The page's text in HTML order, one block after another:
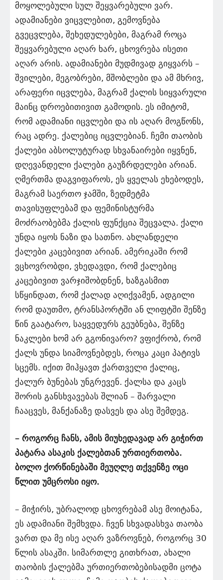
მოყოლებული სულ შეყვარებული ვარ.
ადამიანები ვიცვლებით, გემოვნება
გვეცვლება, შეხედულებები, მაგრამ როცა
შეყვარებული აღარ ხარ, ცხოვრება ისეთი
აღარ არის. ადამიანები მუდმივად გიყვარს –
შვილები, მეგობრები, მშობლები და ამ მხრივ,
არაფერი იცვლება, მაგრამ ქალის სიყვარული
მაინც დროებითივით გამოდის. ეს იმიტომ,
რომ ადამიანი იცვლები და ის აღარ მოგწონს,
რაც ადრე. ქალებიც იცვლებიან. ჩემი თაობის
ქალები აბსოლუტურად სხვანაირები იყვნენ,
დღევანდელი ქალები გაუზრდელები არიან.
ღმერთმა დაგვიფაროს, ეს ყველას ეხებოდეს,
მაგრამ საერთო ჯამში, ზედმეტმა
თავისუფლებამ და ფემინისტურმა
მოძრაობებმა ქალის ფუნქცია შეცვალა. ქალი
უნდა იყოს ნაზი და სათნო. ახლანდელი
ქალები კაცებივით არიან. ამერიკაში რომ
ვცხოვრობდი, ვხედავდი, რომ ქალებიც
კაცებივით ვარჯიშობდნენ, ხაზგასმით
სწყინდათ, რომ ქალად აღიქვამენ, ადგილი
რომ დაუთმო, ტრანსპორტში ან ლიფტში შენზე
წინ გაატარო, საყვედურს გეუბნება, შენზე
ნაკლები ხომ არ გგონივარო? ვფიქრობ, რომ
ქალს უნდა სიამოვნებდეს, როცა კაცი პატივს
სცემს. იქით მიჰყავთ ქართველი ქალიც,
ქალურ ბუნებას უნგრევენ. ქალსა და კაცს
შორის განსხვავებას შლიან – შარვალი
ჩააცვეს, მანქანაზე დასვეს და ასე შემდეგ.
– როგორც ჩანს, ამის მიუხედავად არ გიჭირთ
პატარა ასაკის ქალებთან ურთიერთობა.
ბოლო ქორწინებაში მეუღლე თქვენზე ოცი
წლით უმცროსი იყო.
– მიჭირს, უბრალოდ ცხოვრებამ ასე მოიტანა,
ეს ადამიანი შემხვდა. ჩვენ სხვადასხვა თაობა
ვართ და მე ისე აღარ ვაზროვნებ, როგორც 30
წლის ასაკში. სიმართლე გითხრათ, ახალი
თაობის ქალებმა ურთიერთობებისადმი ცოტა